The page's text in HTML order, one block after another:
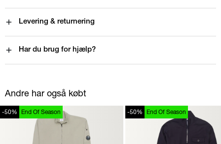
Levering & returnering
Har du brug for hjælp?
Andre har også købt
-50% End Of Season -50% End Of Season